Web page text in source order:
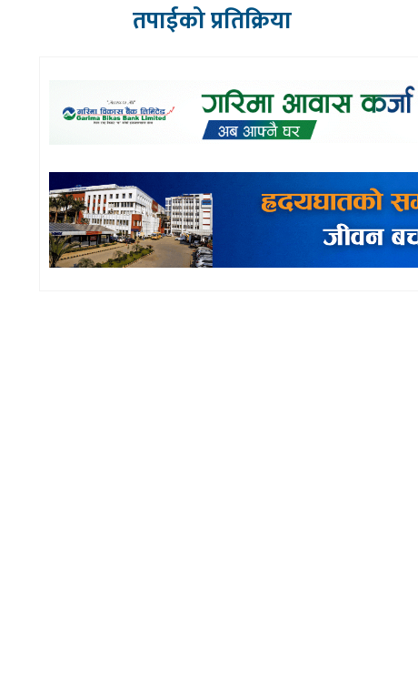
तपाईको प्रतिक्रिया